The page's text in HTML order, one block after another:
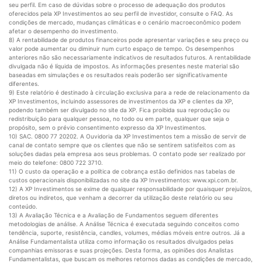
seu perfil. Em caso de dúvidas sobre o processo de adequação dos produtos
oferecidos pela XP Investimentos ao seu perfil de investidor, consulte o FAQ. As
condições de mercado, mudanças climáticas e o cenário macroeconômico podem
afetar o desempenho do investimento.
8) A rentabilidade de produtos financeiros pode apresentar variações e seu preço ou
valor pode aumentar ou diminuir num curto espaço de tempo. Os desempenhos
anteriores não são necessariamente indicativos de resultados futuros. A rentabilidade
divulgada não é líquida de impostos. As informações presentes neste material são
baseadas em simulações e os resultados reais poderão ser significativamente
diferentes.
9) Este relatório é destinado à circulação exclusiva para a rede de relacionamento da
XP Investimentos, incluindo assessores de investimentos da XP e clientes da XP,
podendo também ser divulgado no site da XP. Fica proibida sua reprodução ou
redistribuição para qualquer pessoa, no todo ou em parte, qualquer que seja o
propósito, sem o prévio consentimento expresso da XP Investimentos.
10) SAC. 0800 77 20202. A Ouvidoria da XP Investimentos tem a missão de servir de
canal de contato sempre que os clientes que não se sentirem satisfeitos com as
soluções dadas pela empresa aos seus problemas. O contato pode ser realizado por
meio do telefone: 0800 722 3710.
11) O custo da operação e a política de cobrança estão definidos nas tabelas de
custos operacionais disponibilizadas no site da XP Investimentos: www.xpi.com.br.
12) A XP Investimentos se exime de qualquer responsabilidade por quaisquer prejuízos,
diretos ou indiretos, que venham a decorrer da utilização deste relatório ou seu
conteúdo.
13) A Avaliação Técnica e a Avaliação de Fundamentos seguem diferentes
metodologias de análise. A Análise Técnica é executada seguindo conceitos como
tendência, suporte, resistência, candles, volumes, médias móveis entre outros. Já a
Análise Fundamentalista utiliza como informação os resultados divulgados pelas
companhias emissoras e suas projeções. Desta forma, as opiniões dos Analistas
Fundamentalistas, que buscam os melhores retornos dadas as condições de mercado,